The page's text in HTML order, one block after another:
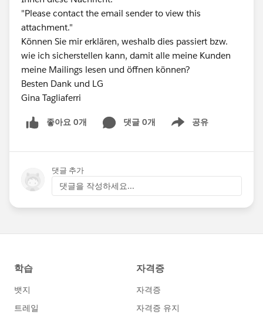
"Please contact the email sender to view this
attachment."
Können Sie mir erklären, weshalb dies passiert bzw.
wie ich sicherstellen kann, damit alle meine Kunden
meine Mailings lesen und öffnen können?
Besten Dank und LG
Gina Tagliaferri
좋아요 0개 댓글 0개 공유
Show menu
댓글 추가
댓글을 작성하세요...